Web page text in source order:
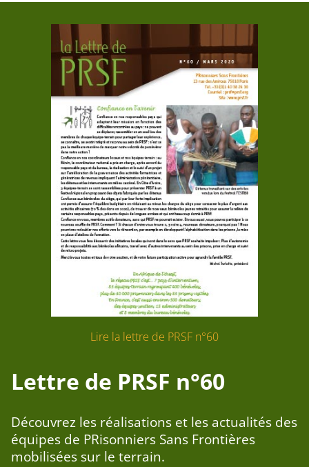
Lire la lettre de PRSF n°60
Lettre de PRSF n°60
Découvrez les réalisations et les actualités des
équipes de PRisonniers Sans Frontières
mobilisées sur le terrain.